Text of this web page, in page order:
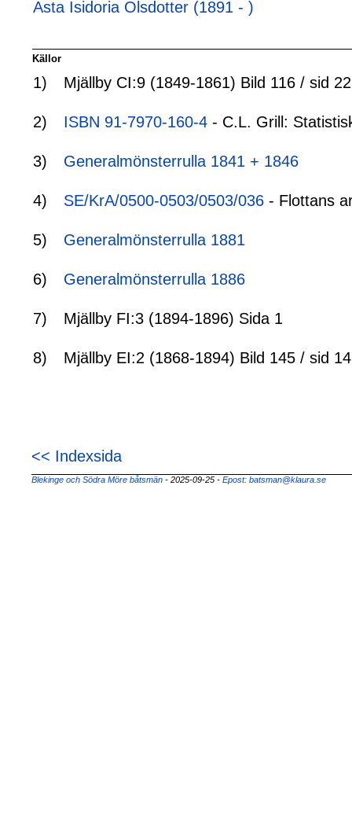
Asta Isidoria Olsdotter (1891 - )
Källor
1) Mjällby CI:9 (1849-1861) Bild 116 / sid
2) ISBN 91-7970-160-4 - C.L. Grill:
3) Generalmönsterrulla 1841 + 1846
4) SE/KrA/0500-0503/0503/036 - Flottans
5) Generalmönsterrulla 1881
6) Generalmönsterrulla 1886
7) Mjällby FI:3 (1894-1896) Sida 1
8) Mjällby EI:2 (1868-1894) Bild 145 / sid
<< Indexsida
Blekinge och Södra Möre båtsmän - 2025-09-25 - Epost: batsman@klaura.se